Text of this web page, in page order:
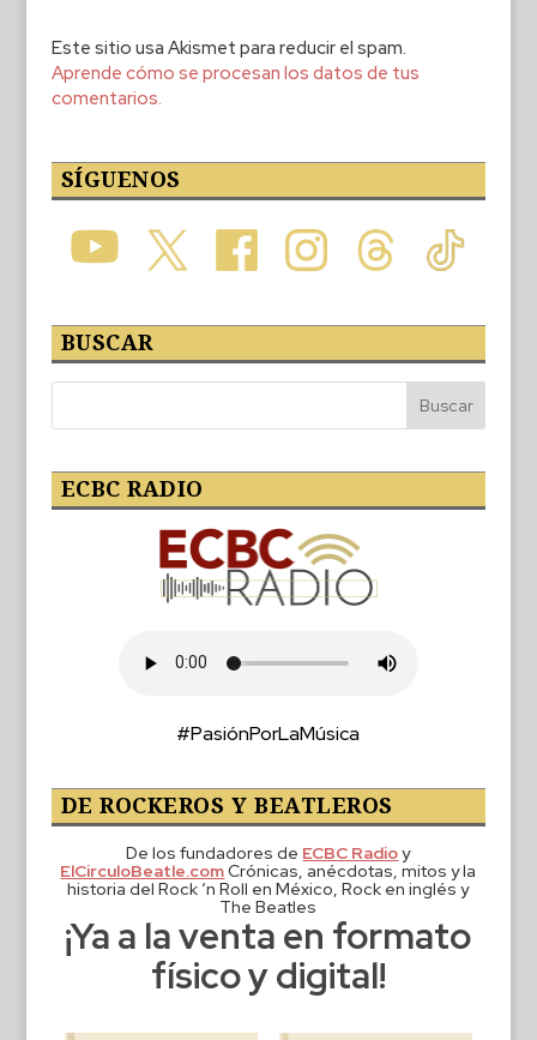
Este sitio usa Akismet para reducir el spam.
Aprende cómo se procesan los datos de tus
comentarios.
SÍGUENOS
BUSCAR
ECBC RADIO
#PasiónPorLaMúsica
DE ROCKEROS Y BEATLEROS
De los fundadores de ECBC Radioy
ElCirculoBeatle.comCrónicas, anécdotas, mitos y la
historia del Rock ‘n Roll en México, Rock en inglés y
The Beatles
¡Ya a la venta en formato
físico y digital!